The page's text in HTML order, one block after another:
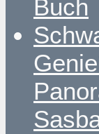
Buch